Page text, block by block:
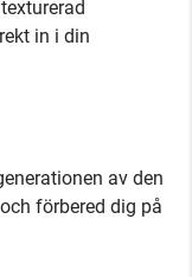
in i din
av den
förbered dig på